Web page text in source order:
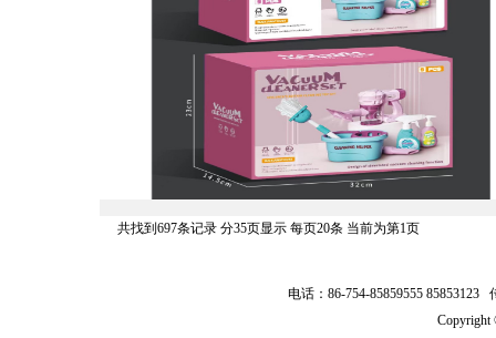
共找到697条记录 分35页显示 每页20条 当前为第1页
电话：86-754-85859555 85853123
Copyright